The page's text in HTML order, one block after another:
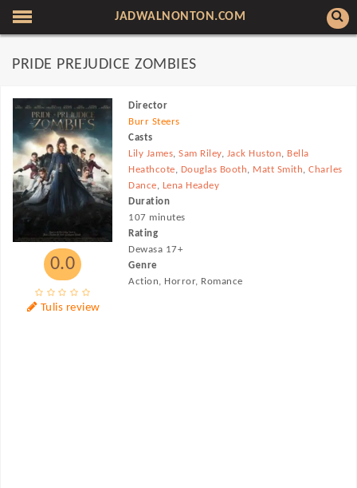
JADWALNONTON.COM
PRIDE PREJUDICE ZOMBIES
0.0
Tulis review
Director
Burr Steers
Casts
Lily James,Sam Riley, Jack Huston, Bella
Heathcote, Douglas Booth, Matt Smith,Charles
Dance, Lena Headey
Duration
107 minutes
Rating
Dewasa 17+
Genre
Action, Horror, Romance